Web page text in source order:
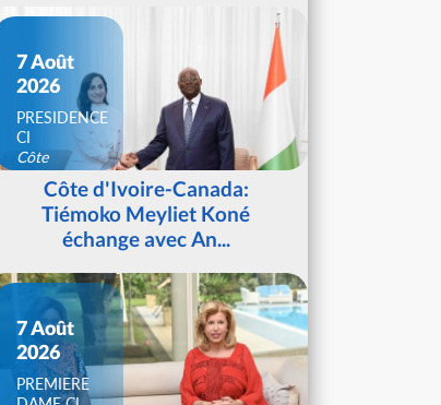
7 Août
2026
PRESIDENCE
CI
Côte
d'IvoireCôte d'Ivoire-Canada:
Tiémoko Meyliet Koné
échange avec An...
7 Août
2026
PREMIERE